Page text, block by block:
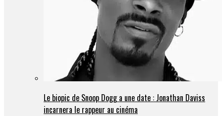
Le biopic de Snoop Dogg a une date : Jonathan Daviss
incarnera le rappeur au cinéma